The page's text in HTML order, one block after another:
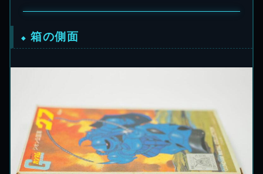
箱の側面